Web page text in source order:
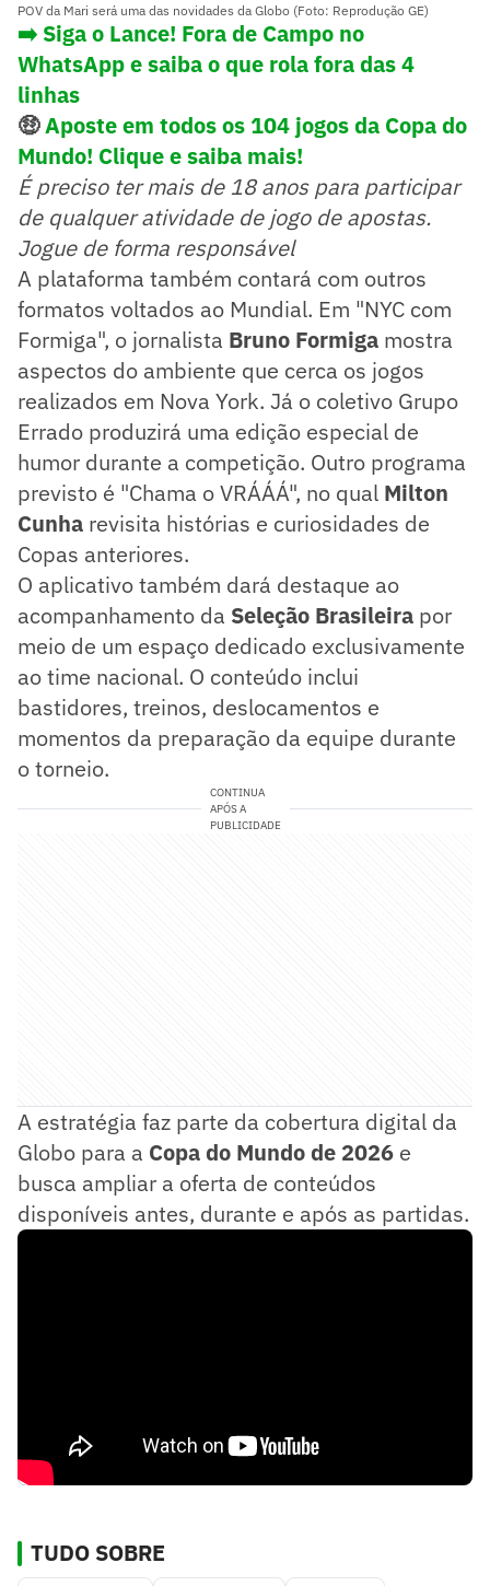
POV da Mari será uma das novidades da Globo (Foto: Reprodução GE)
➡️ Siga o Lance! Fora de Campo no
WhatsApp e saiba o que rola fora das 4
linhas
🤑Aposte em todos os 104 jogos da Copa do
Mundo! Clique e saiba mais!
É preciso ter mais de 18 anos para participar
de qualquer atividade de jogo de apostas.
Jogue de forma responsável
A plataforma também contará com outros
formatos voltados ao Mundial. Em "NYC com
Formiga", o jornalista Bruno Formiga mostra
aspectos do ambiente que cerca os jogos
realizados em Nova York. Já o coletivo Grupo
Errado produzirá uma edição especial de
humor durante a competição. Outro programa
previsto é "Chama o VRÁÁÁ", no qual Milton
Cunha revisita histórias e curiosidades de
Copas anteriores.
O aplicativo também dará destaque ao
acompanhamento da Seleção Brasileira por
meio de um espaço dedicado exclusivamente
ao time nacional. O conteúdo inclui
bastidores, treinos, deslocamentos e
momentos da preparação da equipe durante
o torneio.
CONTINUA
APÓS A
PUBLICIDADE
A estratégia faz parte da cobertura digital da
Globo para a Copa do Mundo de 2026 e
busca ampliar a oferta de conteúdos
disponíveis antes, durante e após as partidas.
TUDO SOBRE